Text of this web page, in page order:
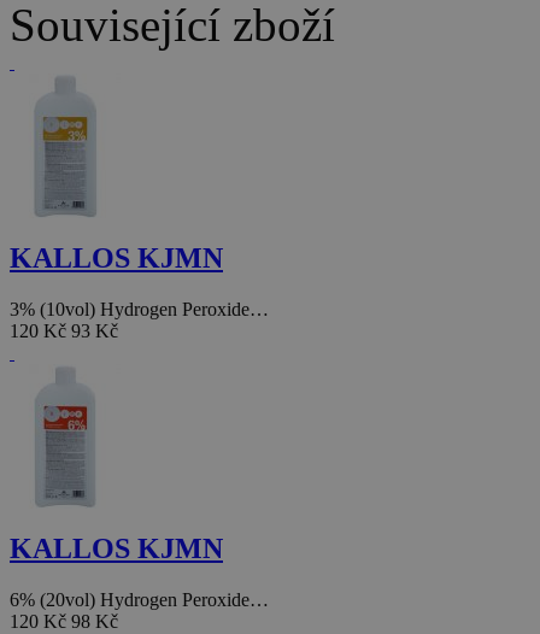
Související zboží
KALLOS KJMN
3% (10vol) Hydrogen Peroxide…
120 Kč 93 Kč
KALLOS KJMN
6% (20vol) Hydrogen Peroxide…
120 Kč 98 Kč